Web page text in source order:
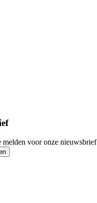
voor onze nieuwsbrief